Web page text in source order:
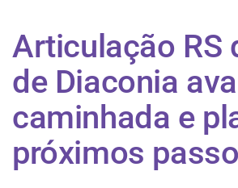
​Articulação RS
de Diaconia
caminhada e
próximos